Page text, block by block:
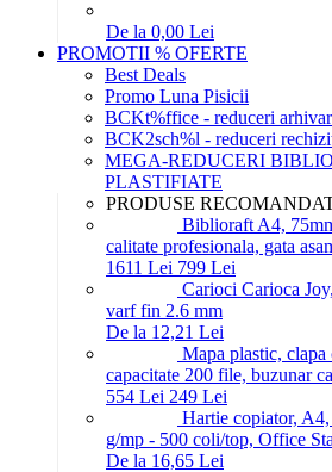
De la 0,00 Lei
PROMOTII % OFERTE
Best Deals
Promo Luna Pisicii
BCKt%ffice - reduceri
BCK2sch%l - reduceri
MEGA-REDUCERI
PLASTIFIATE
PRODUSE
Biblioraft A4,
calitate profesionala, gata
1611 Lei 799 Lei
Carioci Carioca
varf fin 2.6 mm
De la 12,21 Lei
Mapa plastic,
capacitate 200 file, buzunar
554 Lei 249 Lei
Hartie copiator,
g/mp - 500 coli/top, Office
De la 16,65 Lei